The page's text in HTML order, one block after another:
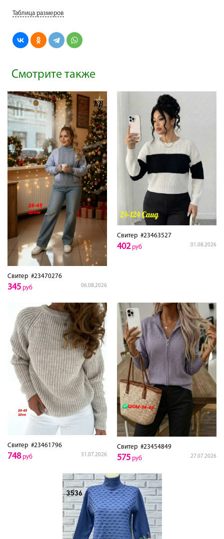
Таблица размеров
Смотрите также
Свитер #23470276
06.08.2026
345 руб
Свитер #23463527
01.08.2026
402руб
Свитер #23461796
31.07.2026
748руб
Свитер #23454849
27.07.2026
575 руб